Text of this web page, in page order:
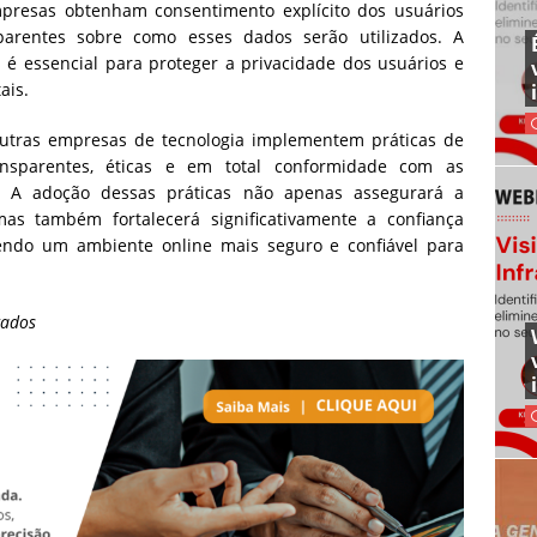
obtenham consentimento explícito dos usuários
sobre como esses dados serão utilizados. A
essencial para proteger a privacidade dos usuários e
empresas de tecnologia implementem práticas de
éticas e em total conformidade com as
adoção dessas práticas não apenas assegurará a
também fortalecerá significativamente a confiança
um ambiente online mais seguro e confiável para